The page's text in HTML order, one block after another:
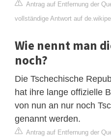
Antrag auf Entfernung der
vollständige Antwort auf
Wie nennt man
noch?
Die Tschechische
hat ihre lange offizielle
von nun an nur noch
genannt werden.
Antrag auf Entfernung der